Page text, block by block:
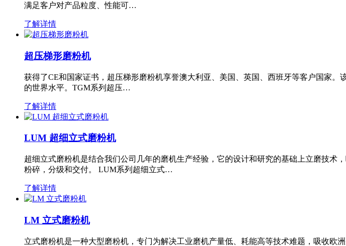
满足客户对产品粒度、性能可…
了解详情
超压梯形磨粉机
获得了CE和国家证书，超压梯形磨粉机享誉澳大利亚、美国、英国、西班牙等客户国家
的世界水平。TGM系列超压…
了解详情
LUM 超细立式磨粉机
超细立式磨粉机是结合我们公司几年的磨机生产经验，它的设计和研究的基础上立磨技
粉碎，分级和交付。 LUM系列超细立式…
了解详情
LM 立式磨粉机
立式磨粉机是一种大型磨粉机，专门为解决工业磨机产量低、耗能高等技术难题，吸收